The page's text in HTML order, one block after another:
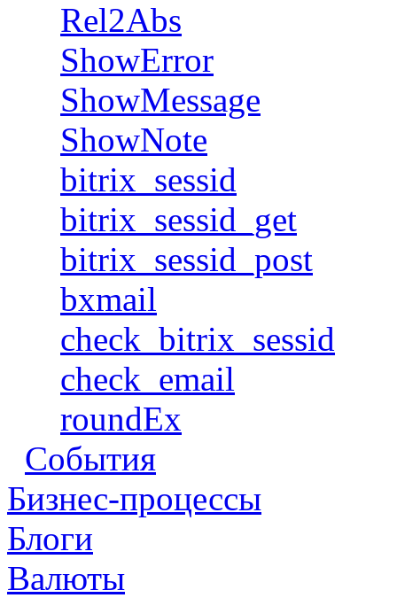
Rel2Abs
ShowError
ShowMessage
ShowNote
bitrix_sessid
bitrix_sessid_get
bitrix_sessid_post
bxmail
check_bitrix_sessid
check_email
roundEx
События
Бизнес-процессы
Блоги
Валюты